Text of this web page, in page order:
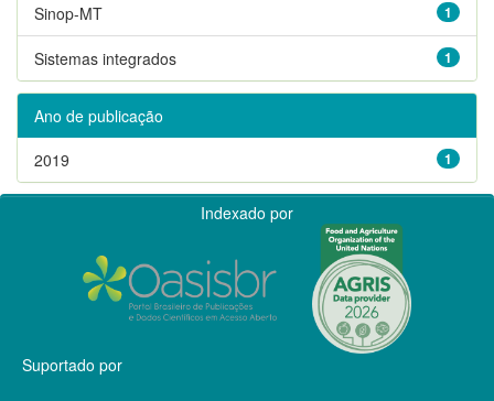
1
Sinop-MT
1
Sistemas integrados
Ano de publicação
1
2019
Indexado por
Suportado por